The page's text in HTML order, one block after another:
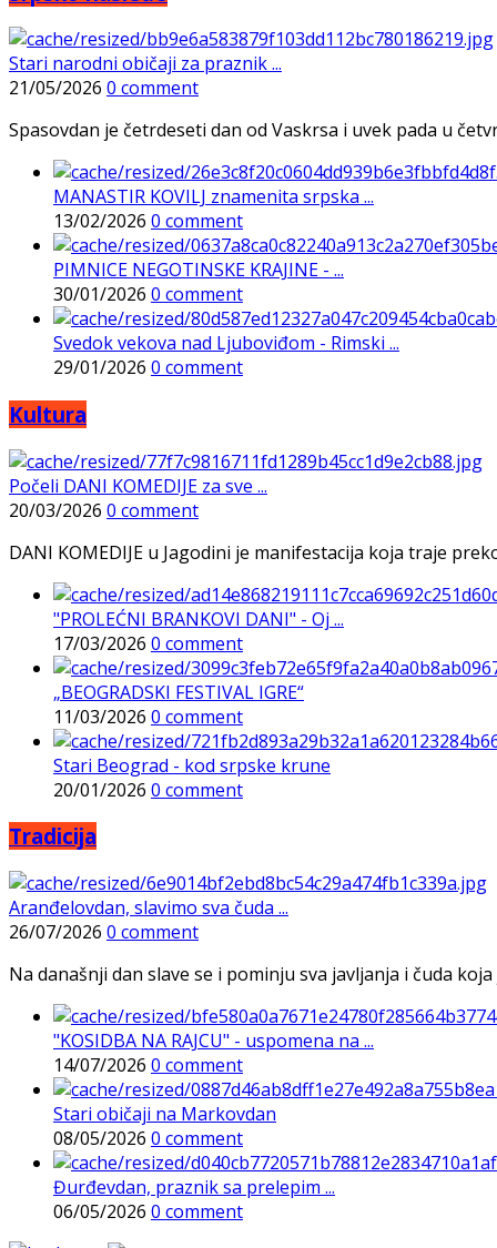
Stari narodni običaji za praznik ...
21/05/2026 0 comment
Spasovdan je četrdeseti dan od Vaskrsa i uvek pada u
MANASTIR KOVILJ znamenita srpska ...
13/02/2026 0 comment
PIMNICE NEGOTINSKE KRAJINE - ...
30/01/2026 0 comment
Svedok vekova nad Ljuboviđom - Rimski ...
29/01/2026 0 comment
Kultura
Počeli DANI KOMEDIJE za sve ...
20/03/2026 0 comment
DANI KOMEDIJE u Jagodini je manifestacija koja traje
"PROLEĆNI BRANKOVI DANI" - Oj ...
17/03/2026 0 comment
„BEOGRADSKI FESTIVAL IGRE“
11/03/2026 0 comment
Stari Beograd - kod srpske krune
20/01/2026 0 comment
Tradicija
Aranđelovdan, slavimo sva čuda ...
26/07/2026 0 comment
Na današnji dan slave se i pominju sva javljanja i čuda
"KOSIDBA NA RAJCU" - uspomena na ...
14/07/2026 0 comment
Stari običaji na Markovdan
08/05/2026 0 comment
Đurđevdan, praznik sa prelepim ...
06/05/2026 0 comment